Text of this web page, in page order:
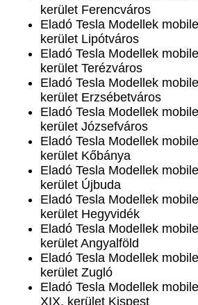
kerület Ferencváros
Eladó Tesla Modellek
kerület Lipótváros
Eladó Tesla Modellek
kerület Terézváros
Eladó Tesla Modellek
kerület Erzsébetváros
Eladó Tesla Modellek
kerület Józsefváros
Eladó Tesla Modellek
kerület Kőbánya
Eladó Tesla Modellek
kerület Újbuda
Eladó Tesla Modellek
kerület Hegyvidék
Eladó Tesla Modellek
kerület Angyalföld
Eladó Tesla Modellek
kerület Zugló
Eladó Tesla Modellek
XIX. kerület Kispest